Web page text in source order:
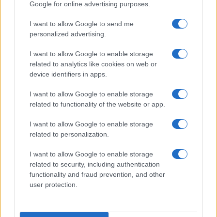
Google for online advertising purposes.
I want to allow Google to send me
personalized advertising.
I want to allow Google to enable storage
related to analytics like cookies on web or
device identifiers in apps.
I want to allow Google to enable storage
related to functionality of the website or app.
I want to allow Google to enable storage
related to personalization.
I want to allow Google to enable storage
related to security, including authentication
functionality and fraud prevention, and other
user protection.
destra non perderà voti
diFranco Carinci